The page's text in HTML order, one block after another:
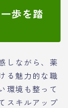
歩を踏
しながら、薬
る魅力的な職
環境も整って
スキルアップ